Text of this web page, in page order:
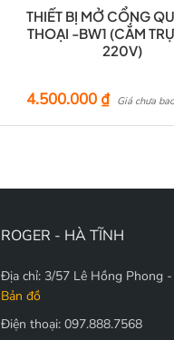
THIẾT BỊ MỞ CỔNG
THOẠI -BW1 (CẮM
220V)
4.500.000 ₫ Giá chưa
ROGER - HÀ TĨNH
Địa chỉ: 3/57 Lê Hồng Phong
Bản đồ
Điện thoại: 097.888.7568